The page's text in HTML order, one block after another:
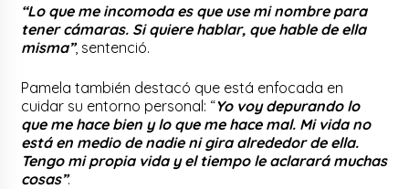
“Lo que me incomoda es que use mi nombre para
tener cámaras. Si quiere hablar, que hable de ella
misma”, sentenció.
Pamela también destacó que está enfocada en
cuidar su entorno personal: “Yo voy depurando lo
que me hace bien y lo que me hace mal. Mi vida no
está en medio de nadie ni gira alrededor de ella.
Tengo mi propia vida y el tiempo le aclarará muchas
cosas”.